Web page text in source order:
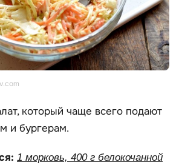
который чаще всего подают
и бургерам.
1 морковь, 400 г белокочанной